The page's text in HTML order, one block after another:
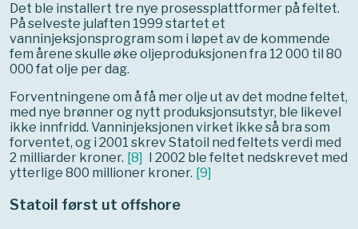
Det ble installert tre nye prosessplattformer på feltet.
På selveste julaften 1999 startet et
vanninjeksjonsprogram som i løpet av de kommende
fem årene skulle øke oljeproduksjonen fra 12 000 til 80
000 fat olje per dag.
Forventningene om å få mer olje ut av det modne feltet,
med nye brønner og nytt produksjonsutstyr, ble likevel
ikke innfridd. Vanninjeksjonen virket ikke så bra som
forventet, og i 2001 skrev Statoil ned feltets verdi med
2 milliarder kroner. [8]
I 2002 ble feltet nedskrevet med
ytterlige 800 millioner kroner. [9]
Statoil først ut offshore